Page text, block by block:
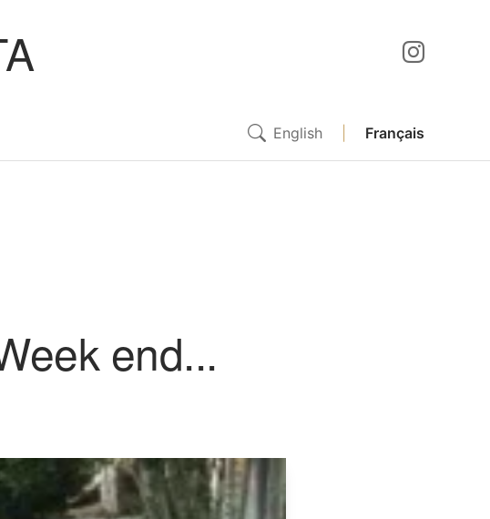
English Français
end...